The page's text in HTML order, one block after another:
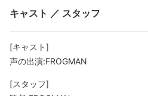
キャスト ／ スタッフ
[キャスト]
声の出演:FROGMAN
[スタッフ]